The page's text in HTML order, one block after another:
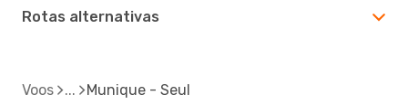
Rotas alternativas
Voos Munique - Seul